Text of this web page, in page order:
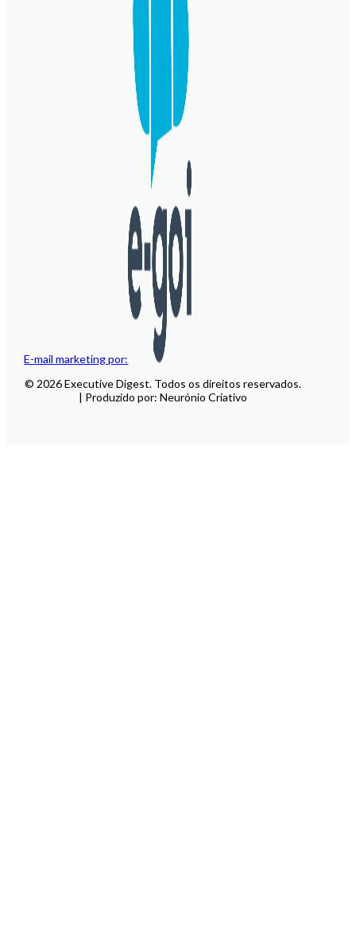
E-mail marketing por:
© 2026 Executive Digest. Todos os direitos reservados.
| Produzido por: Neurónio Criativo